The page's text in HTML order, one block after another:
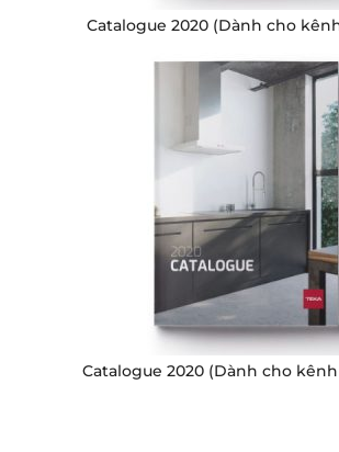
Catalogue 2020 (Dành cho
Catalogue 2020 (Dành cho